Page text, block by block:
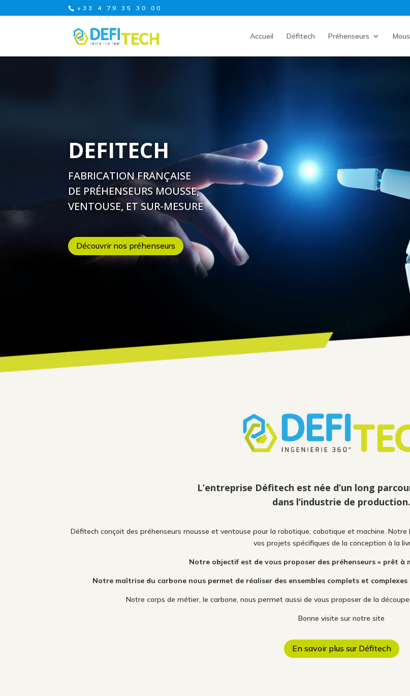
+33 4 79 35 30 00
Accueil Défitech Préhenseurs
DEFITECH
FABRICATION FRANÇAISE
DE PRÉHENSEURS MOUSSE,
VENTOUSE, ET SUR-MESURE
Découvrir nos préhenseurs
L’entreprise Défitech est née d’un long
dans l’industrie de production.
Défitech conçoit des préhenseurs mousse et ventouse pour la robotique, cobotique et machine.
vos projets spécifiques de la conception à la
Notre objectif est de vous proposer des préhenseurs « prêt à
Notre maîtrise du carbone nous permet de réaliser des ensembles complets et
Notre corps de métier, le carbone, nous permet aussi de vous proposer de la
Bonne visite sur notre site
En savoir plus sur Défitech